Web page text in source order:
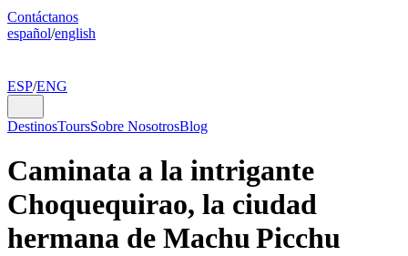
Contáctanos
español/english
ESP/ENG
DestinosToursSobre NosotrosBlog
Caminata a la intrigante
Choquequirao, la ciudad
hermana de Machu Picchu